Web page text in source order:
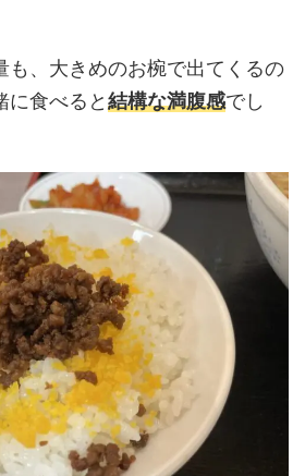
も、大きめのお椀で出てくるの
に食べると結構な満腹感でし